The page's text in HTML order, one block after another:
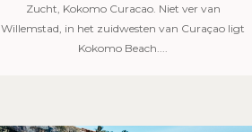
Zucht, Kokomo Curacao. Niet ver van
Willemstad, in het zuidwesten van Curaçao ligt
Kokomo Beach....